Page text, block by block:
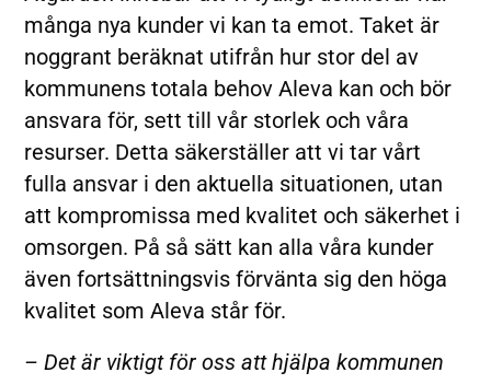
många nya kunder vi kan ta emot. Taket är
noggrant beräknat utifrån hur stor del av
kommunens totala behov Aleva kan och bör
ansvara för, sett till vår storlek och våra
resurser. Detta säkerställer att vi tar vårt
fulla ansvar i den aktuella situationen, utan
att kompromissa med kvalitet och säkerhet i
omsorgen. På så sätt kan alla våra kunder
även fortsättningsvis förvänta sig den höga
kvalitet som Aleva står för.
– Det är viktigt för oss att hjälpa kommunen